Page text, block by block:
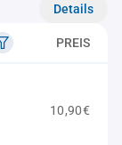
Details
PREIS
10,90€